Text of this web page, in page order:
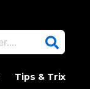
Tips & Trix